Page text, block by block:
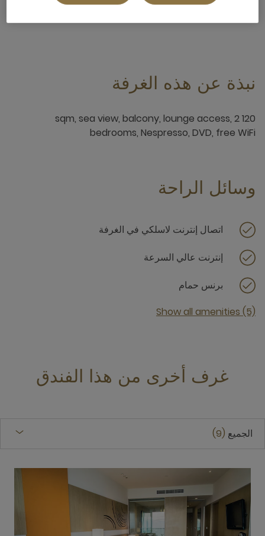
6 x
نبذة عن هذه الغرفة
120 sqm, sea view, balcony, lounge access, 2
bedrooms, Nespresso, DVD, free WiFi
وسائل الراحة
اتصال إنترنت لاسلكي في الغرفة
إنترنت عالي السرعة
برنس حمام
Show all amenities (5)
غرف أخرى من هذا الفندق
الجميع 9